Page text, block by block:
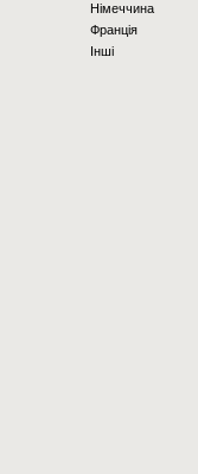
Німеччина
Франція
Інші